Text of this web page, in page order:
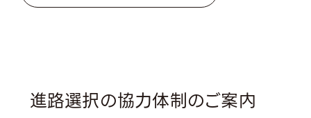
進路選択の協力体制のご案内